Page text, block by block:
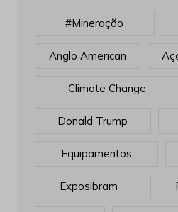
#mineração
Anglo American
Climate Change
Donald Trump
Equipamentos
Exposibram